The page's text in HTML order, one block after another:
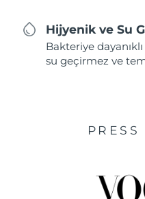
Hijyenik ve Su
Bakteriye
su geçirmez ve